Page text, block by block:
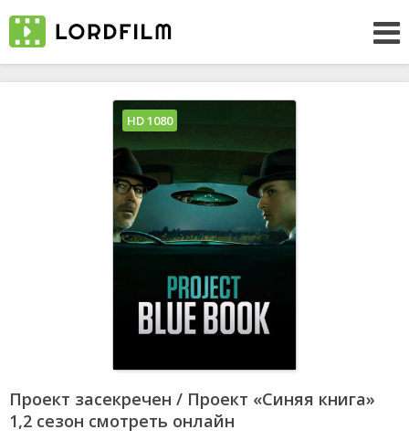
Проект засекречен / Проект «Синяя книга»
1,2 сезон смотреть онлайн
HD 1080